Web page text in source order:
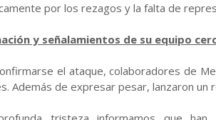
por los rezagos y la falta de
y señalamientos de su equipo
el ataque, colaboradores de
Además de expresar pesar, lanzaron un